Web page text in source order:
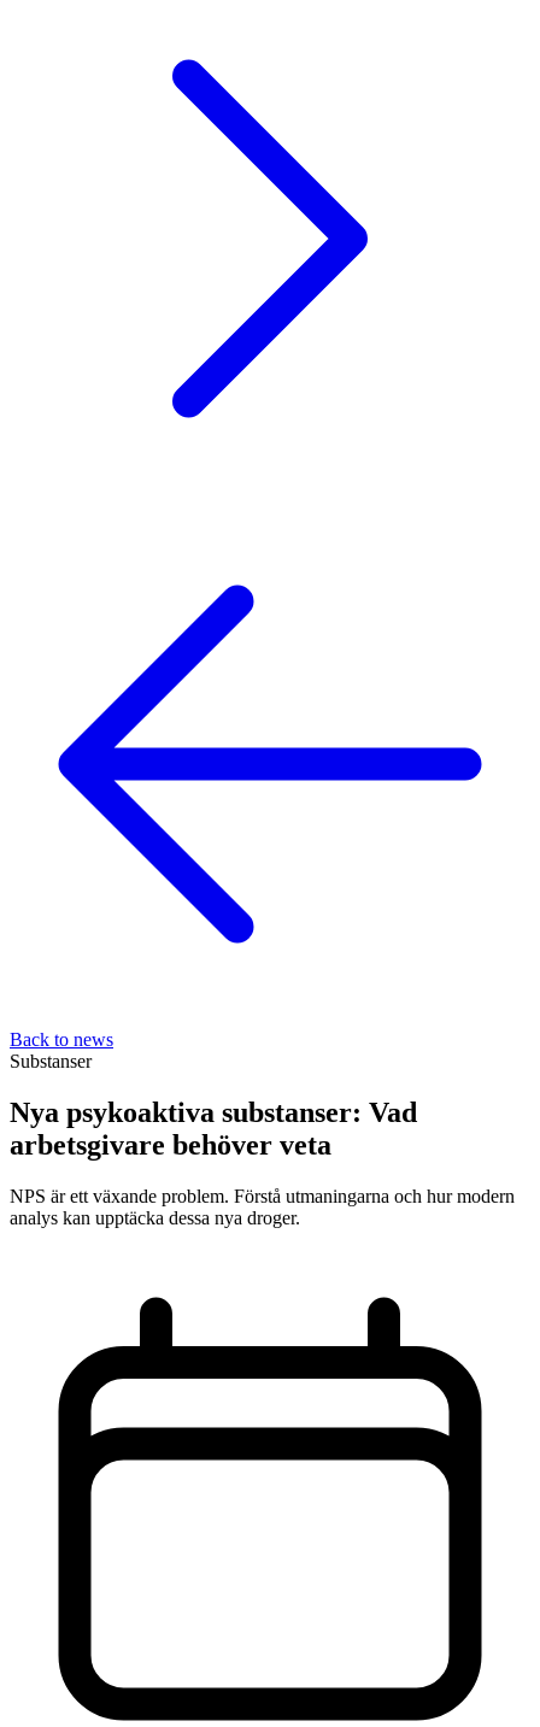
Back to news
Substanser
Nya psykoaktiva substanser: Vad
arbetsgivare behöver veta
NPS är ett växande problem. Förstå utmaningarna och hur modern
analys kan upptäcka dessa nya droger.